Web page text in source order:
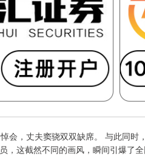
会，丈夫窦骁双双缺席。 与此同
，这截然不同的画风，瞬间引爆了全